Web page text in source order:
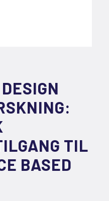
TIL
BASED